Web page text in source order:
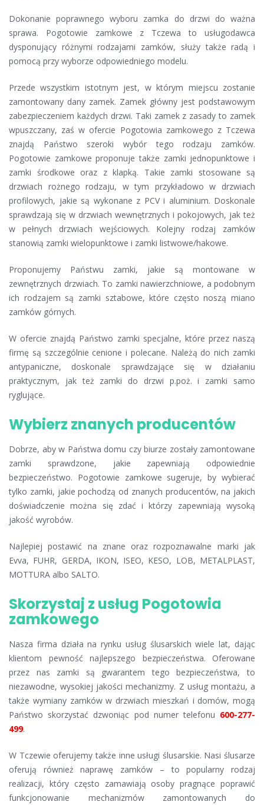
Dokonanie poprawnego wyboru zamka do drzwi do ważna
sprawa. Pogotowie zamkowe z Tczewa to usługodawca
dysponujący różnymi rodzajami zamków, służy także radą i
pomocą przy wyborze odpowiedniego modelu.
Przede wszystkim istotnym jest, w którym miejscu zostanie
zamontowany dany zamek. Zamek główny jest podstawowym
zabezpieczeniem każdych drzwi. Taki zamek z zasady to zamek
wpuszczany, zaś w ofercie Pogotowia zamkowego z Tczewa
znajdą Państwo szeroki wybór tego rodzaju zamków.
Pogotowie zamkowe proponuje także zamki jednopunktowe i
zamki środkowe oraz z klapką. Takie zamki stosowane są
drzwiach rożnego rodzaju, w tym przykładowo w drzwiach
profilowych, jakie są wykonane z PCV i aluminium. Doskonale
sprawdzają się w drzwiach wewnętrznych i pokojowych, jak też
w pełnych drzwiach wejściowych. Kolejny rodzaj zamków
stanowią zamki wielopunktowe i zamki listwowe/hakowe.
Proponujemy Państwu zamki, jakie są montowane w
zewnętrznych drzwiach. To zamki nawierzchniowe, a podobnym
ich rodzajem są zamki sztabowe, które często noszą miano
zamków górnych.
W ofercie znajdą Państwo zamki specjalne, które przez naszą
firmę są szczególnie cenione i polecane. Należą do nich zamki
antypaniczne, doskonale sprawdzające się w działaniu
praktycznym, jak też zamki do drzwi p.poż. i zamki samo
ryglujące.
Wybierz znanych producentów
Dobrze, aby w Państwa domu czy biurze zostały zamontowane
zamki sprawdzone, jakie zapewniają odpowiednie
bezpieczeństwo. Pogotowie zamkowe sugeruje, by wybierać
tylko zamki, jakie pochodzą od znanych producentów, na jakich
doświadczenie można się zdać i którzy zapewniają wysoką
jakość wyrobów.
Najlepiej postawić na znane oraz rozpoznawalne marki jak
Evva, FUHR, GERDA, IKON, ISEO, KESO, LOB, METALPLAST,
MOTTURA albo SALTO.
Skorzystaj z usług Pogotowia
zamkowego
Nasza firma działa na rynku usług ślusarskich wiele lat, dając
klientom pewność najlepszego bezpieczeństwa. Oferowane
przez nas zamki są gwarantem tego bezpieczeństwa, to
niezawodne, wysokiej jakości mechanizmy. Z usług montażu, a
także wymiany zamków w drzwiach mieszkań i domów, mogą
Państwo skorzystać dzwoniąc pod numer telefonu 600-277-
499.
W Tczewie oferujemy także inne usługi ślusarskie. Nasi ślusarze
oferują również naprawę zamków – to popularny rodzaj
realizacji, który często zamawiają osoby pragnące poprawić
funkcjonowanie mechanizmów zamontowanych do